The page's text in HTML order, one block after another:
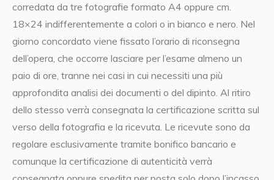
corredata da tre fotografie formato A4 oppure cm.
18×24 indifferentemente a colori o in bianco e nero. Nel
giorno concordato viene fissato l’orario di riconsegna
dell’opera, che occorre lasciare per l’esame almeno un
paio di ore, tranne nei casi in cui necessiti una più
approfondita analisi dei documenti o del dipinto. Al ritiro
dello stesso verrà consegnata la certificazione scritta sul
verso della fotografia e la ricevuta. Le ricevute sono da
regolare esclusivamente tramite bonifico bancario e
comunque la certificazione di autenticità verrà